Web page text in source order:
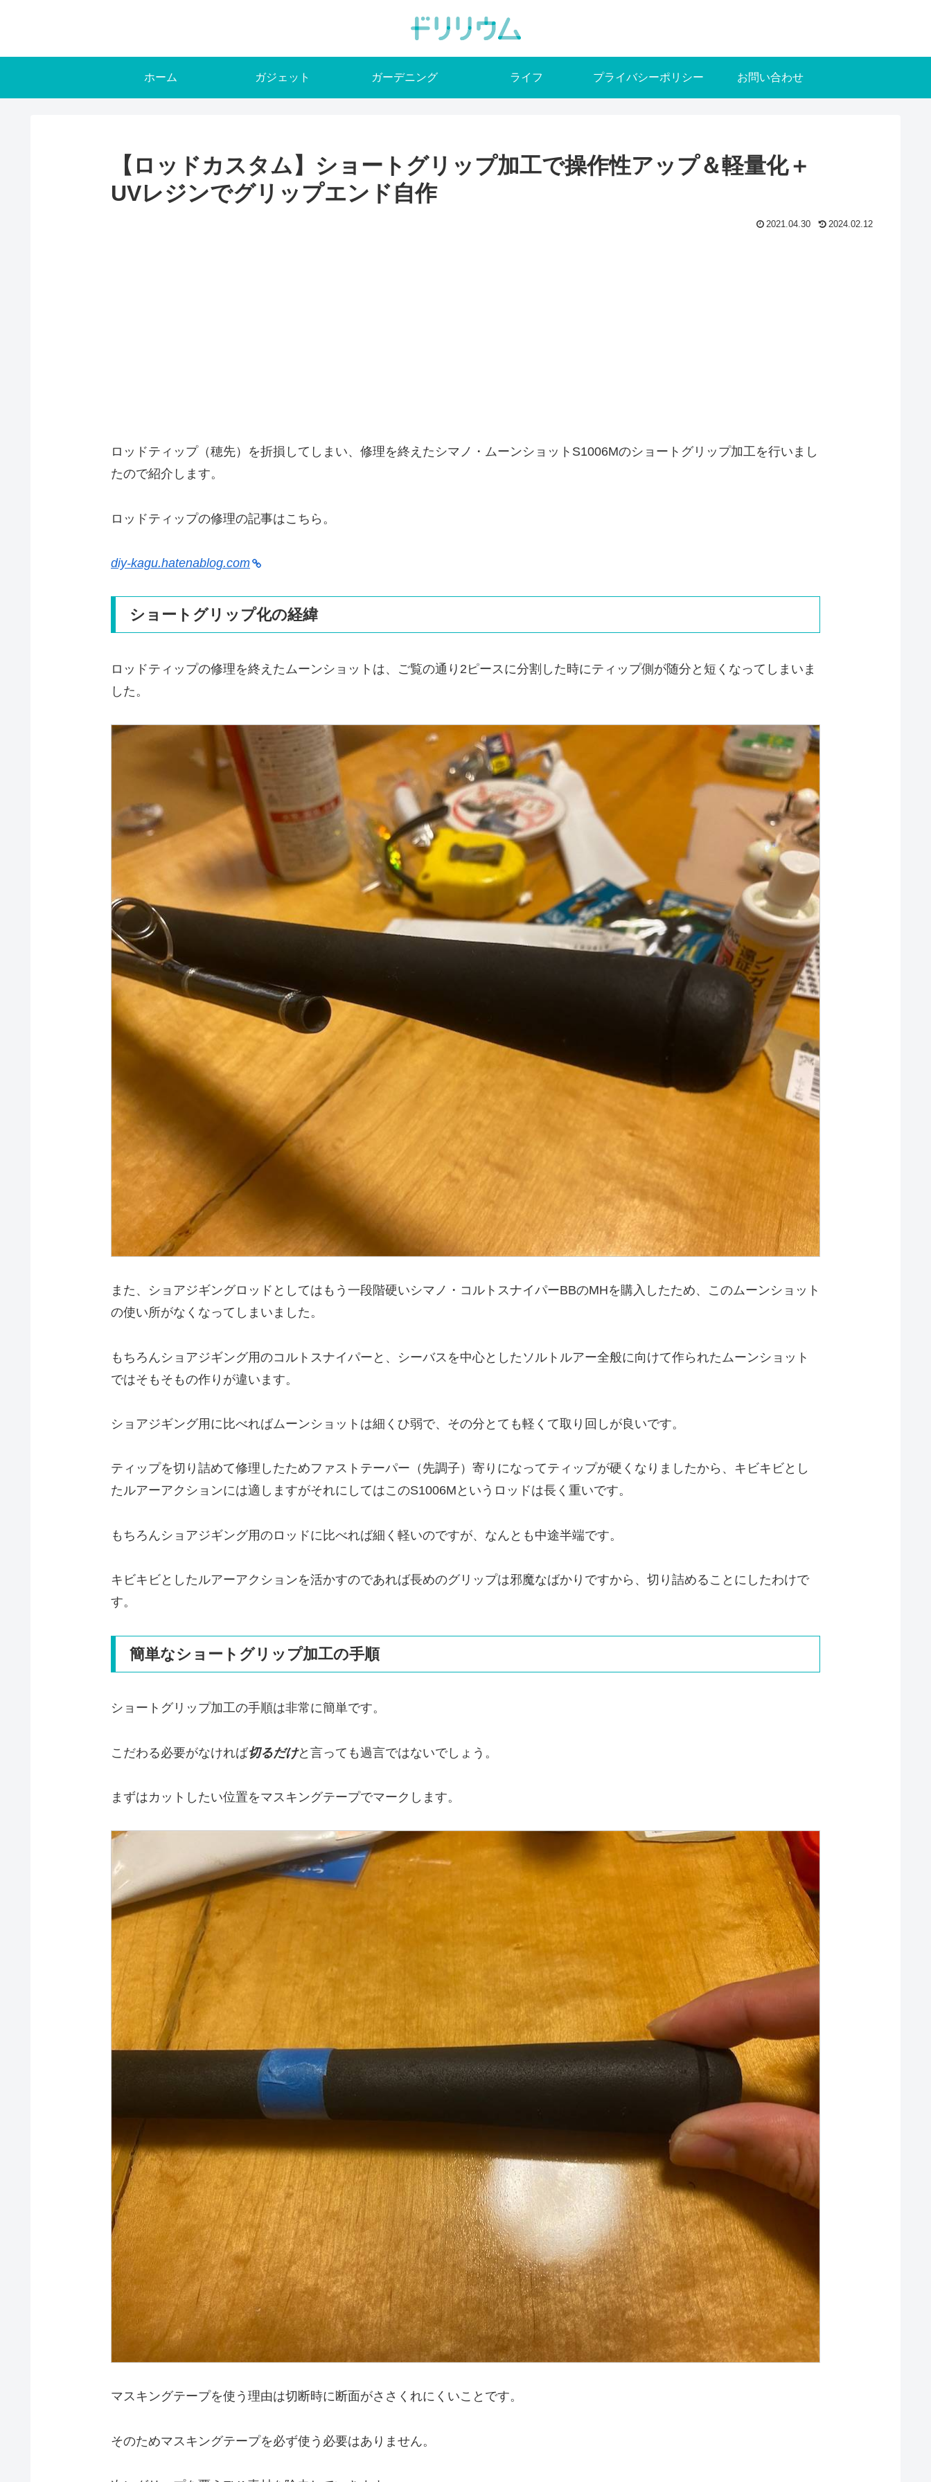
ホーム ガジェット ガーデニング ライフ プライバシーポリシー お問い合わせ
【ロッドカスタム】ショートグリップ加工で操作性アップ＆軽量化＋
UVレジンでグリップエンド自作
2021.04.30 2024.02.12
ロッドティップ（穂先）を折損してしまい、修理を終えたシマノ・ムーンショットS1006Mのショートグリップ加工を行いまし
たので紹介します。
ロッドティップの修理の記事はこちら。
diy-kagu.hatenablog.com
ショートグリップ化の経緯
ロッドティップの修理を終えたムーンショットは、ご覧の通り2ピースに分割した時にティップ側が随分と短くなってしまいま
した。
また、ショアジギングロッドとしてはもう一段階硬いシマノ・コルトスナイパーBBのMHを購入したため、このムーンショット
の使い所がなくなってしまいました。
もちろんショアジギング用のコルトスナイパーと、シーバスを中心としたソルトルアー全般に向けて作られたムーンショット
ではそもそもの作りが違います。
ショアジギング用に比べればムーンショットは細くひ弱で、その分とても軽くて取り回しが良いです。
ティップを切り詰めて修理したためファストテーパー（先調子）寄りになってティップが硬くなりましたから、キビキビとし
たルアーアクションには適しますがそれにしてはこのS1006Mというロッドは長く重いです。
もちろんショアジギング用のロッドに比べれば細く軽いのですが、なんとも中途半端です。
キビキビとしたルアーアクションを活かすのであれば長めのグリップは邪魔なばかりですから、切り詰めることにしたわけで
す。
簡単なショートグリップ加工の手順
ショートグリップ加工の手順は非常に簡単です。
こだわる必要がなければ切るだけと言っても過言ではないでしょう。
まずはカットしたい位置をマスキングテープでマークします。
マスキングテープを使う理由は切断時に断面がささくれにくいことです。
そのためマスキングテープを必ず使う必要はありません。